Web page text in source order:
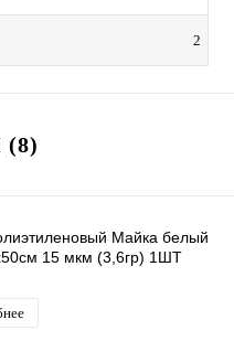
2
Майка белый
15 мкм (3,6гр) 1ШТ